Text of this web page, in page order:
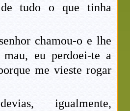
de tudo o que tinha
chamou-o e lhe
mau, eu perdoei-te a
me vieste rogar
igualmente,